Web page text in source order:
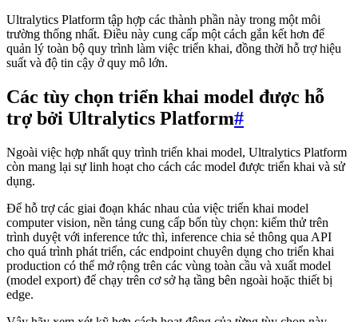
Ultralytics Platform tập hợp các thành phần này trong một môi
trường thống nhất. Điều này cung cấp một cách gắn kết hơn để
quản lý toàn bộ quy trình làm việc triển khai, đồng thời hỗ trợ hiệu
suất và độ tin cậy ở quy mô lớn.
Các tùy chọn triển khai model được hỗ
trợ bởi Ultralytics Platform#
Ngoài việc hợp nhất quy trình triển khai model, Ultralytics Platform
còn mang lại sự linh hoạt cho cách các model được triển khai và sử
dụng.
Để hỗ trợ các giai đoạn khác nhau của việc triển khai model
computer vision, nền tảng cung cấp bốn tùy chọn: kiểm thử trên
trình duyệt với inference tức thì, inference chia sẻ thông qua API
cho quá trình phát triển, các endpoint chuyên dụng cho triển khai
production có thể mở rộng trên các vùng toàn cầu và xuất model
(model export) để chạy trên cơ sở hạ tầng bên ngoài hoặc thiết bị
edge.